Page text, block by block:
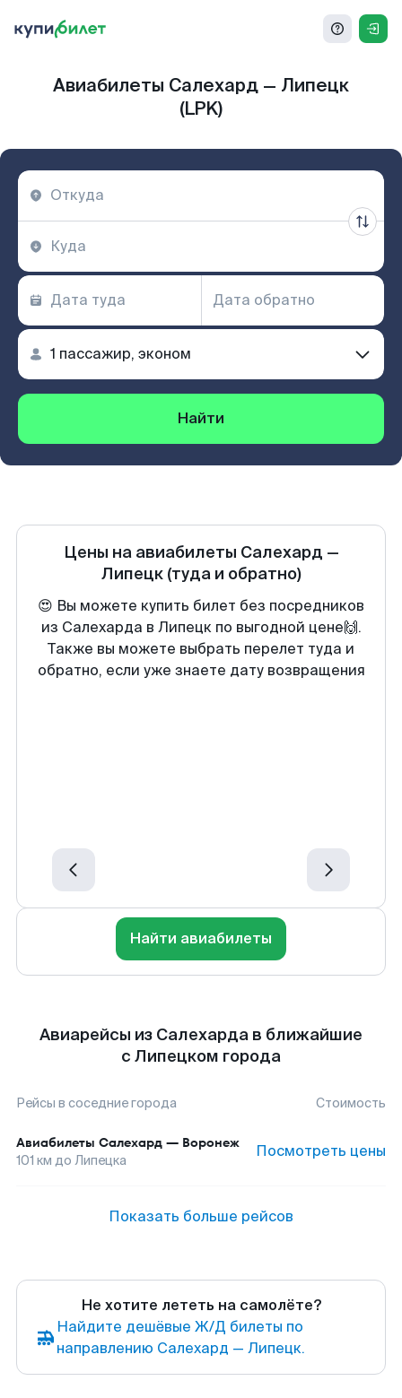
Авиабилеты Салехард — Липецк
(LPK)
Найти
Цены на авиабилеты Салехард —
Липецк (туда и обратно)
😍 Вы можете купить билет без посредников
из Салехарда в Липецк по выгодной цене🙌.
Также вы можете выбрать перелет туда и
обратно, если уже знаете дату возвращения
Найти авиабилеты
Авиарейсы из Салехарда в ближайшие
с Липецком города
Рейсы в соседние города Стоимость
Авиабилеты Салехард — Воронеж
101 км до Липецка Посмотреть цены
Показать больше рейсов
Не хотите лететь на самолёте?
Найдите дешёвые Ж/Д билеты по
направлению Салехард — Липецк.